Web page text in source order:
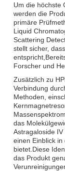
Um die höchste
werden die
primäre
Liquid
Scattering
stellt sicher,
Forscher und
Zusätzlich zu
Verbindung
Methoden,
das
Astragaloside
einen Einblick
bietet.Diese
das Produkt